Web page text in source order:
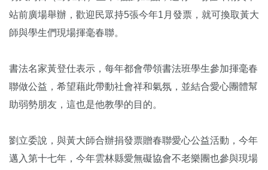
站前廣場舉辦，歡迎民眾持5張今年1月發票，就可換取黃大
師與學生們現場揮毫春聯。
書法名家黃登仕表示，每年都會帶領書法班學生參加揮毫春
聯做公益，希望藉此帶動社會祥和氣氛，並結合愛心團體幫
助弱勢朋友，這也是他教學的目的。
劉立委說，與黃大師合辦捐發票贈春聯愛心公益活動，今年
邁入第十七年，今年雲林縣愛無礙協會不老樂團也參與現場